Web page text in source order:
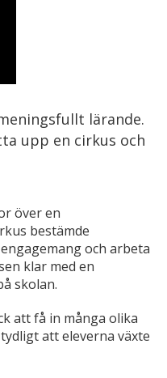
lärande.
upp en cirkus och
över en
bestämde
och arbeta
klar med en
skolan.
att få in många olika
att eleverna växte